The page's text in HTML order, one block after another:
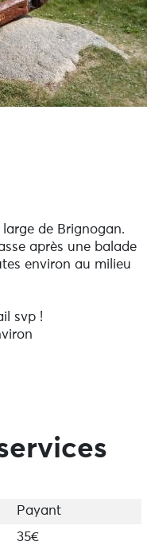
de Brignogan.
après une balade
environ au milieu
svp !
Payant
35€